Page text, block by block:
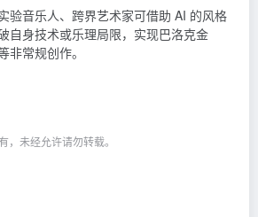
验音乐人、跨界艺术家可借助 AI 的风格
自身技术或乐理局限，实现巴洛克金
非常规创作。
，未经允许请勿转载。